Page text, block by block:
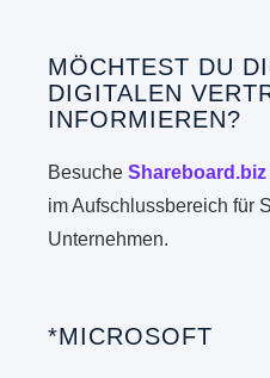
MÖCHTEST DU
DIGITALEN
INFORMIEREN?
BesucheShareboard.biz
im Aufschlussbereich für
Unternehmen.
*MICROSOFT